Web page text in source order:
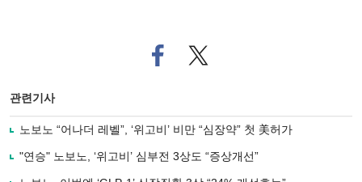
페
이
로
기
사
트위
터로
관련기사
노보노 “어나더 레벨”, ‘위고비’ 비만 “심장약” 첫 美허가
"연승" 노보노, ‘위고비’ 심부전 3상도 “증상개선”